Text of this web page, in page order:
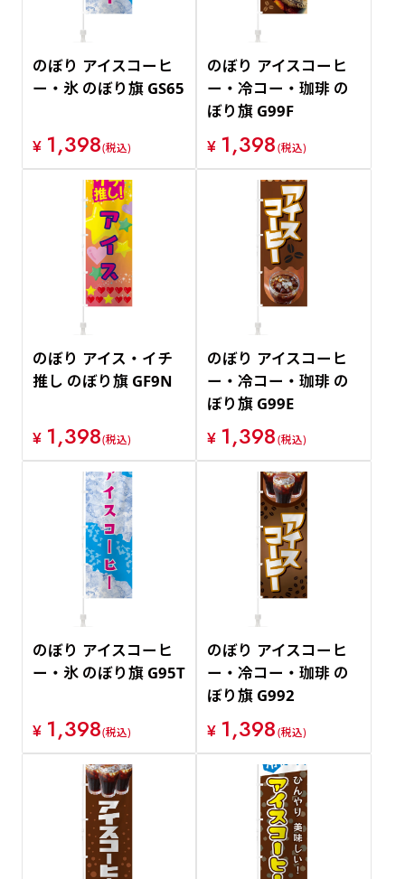
のぼり アイスコーヒ
ー・氷 のぼり旗 GS65
¥ 1,398(税込)
のぼり アイスコーヒ
ー・冷コー・珈琲 の
ぼり旗 G99F
¥ 1,398(税込)
のぼり アイス・イチ
推し のぼり旗 GF9N
¥ 1,398(税込)
のぼり アイスコーヒ
ー・冷コー・珈琲 の
ぼり旗 G99E
¥ 1,398(税込)
のぼり アイスコーヒ
ー・氷 のぼり旗 G95T
¥ 1,398(税込)
のぼり アイスコーヒ
ー・冷コー・珈琲 の
ぼり旗 G992
¥ 1,398(税込)